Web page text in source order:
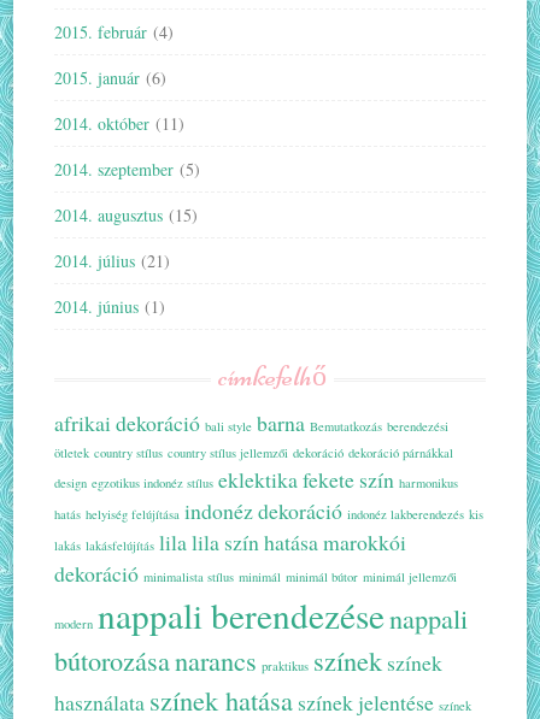
2015. február (4)
2015. január (6)
2014. október (11)
2014. szeptember (5)
2014. augusztus (15)
2014. július (21)
2014. június (1)
címkefelhő
afrikai dekoráció bali style barna Bemutatkozás berendezési
ötletek country stílus country stílus jellemzői dekoráció dekoráció párnákkal
design egzotikus indonéz stílus eklektikafekete szín harmonikus
hatás helyiség felújítása indonéz dekoráció indonéz lakberendezés kis
lakás lakásfelújítás lilalila szín hatásamarokkói
dekoráció minimalista stílus minimál minimál bútor minimál jellemzői
modern nappali berendezésenappali
bútorozásanarancs praktikus színek színek
használata színek hatása színek jelentése színek